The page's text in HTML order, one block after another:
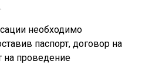
необходимо
паспорт, договор на
на проведение